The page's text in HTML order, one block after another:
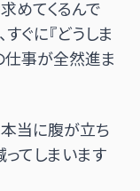
めてくるんで
ぐに『どうしま
の仕事が全然進ま
本当に腹が立ち
ってしまいます